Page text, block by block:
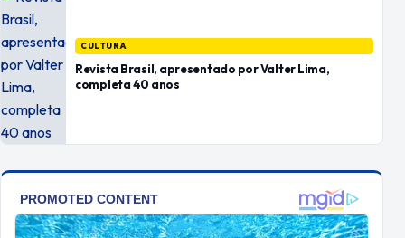
CULTURA
Revista Brasil, apresentado por Valter Lima,
completa 40 anos